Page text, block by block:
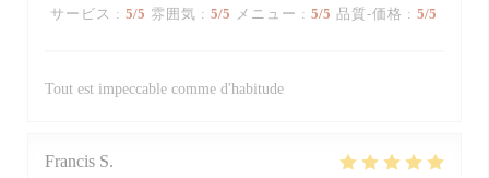
サービス : 5/5 雰囲気 : 5/5 メニュー : 5/5 品質-価格 : 5/5
Tout est impeccable comme d'habitude
Francis S